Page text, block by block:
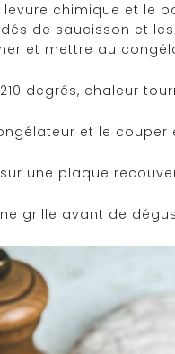
levure chimique et le
de saucisson et
et mettre au
degrés, chaleur
et le couper
une plaque
grille avant de